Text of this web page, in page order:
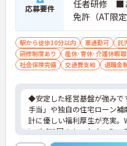
応募要件
任者研修 ■
免許（AT限
＞ワークラ
お考えの方
た、温かいケ
の介護分野で
方
駅から徒歩10分以内 車通勤可 託
研修制度あり
産休･育休･介護休暇
社会保険完備
交通費支給 退職金
◆安定した経営基盤が強みで
手当」や独自の住宅ローン
計に優しい福利厚生が充実。
i」や年1回のキックオフミー
く温かいコミュニケーショ